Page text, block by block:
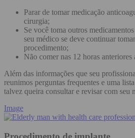
Parar de tomar medicação
cirurgia;
Se você toma outros
seu médico se deve continuar
procedimento;
Não comer nas 12 horas anteriores
Além das informações que seu
reunimos perguntas frequentes e uma
talvez queira consultar e revisar com seu
Image